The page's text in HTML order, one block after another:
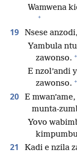
Wamwena
+
19
Nsese
Yambula
zawonso. +
E nzol’andi
zawonso. +
20
E
munta-
Yovo
21
Kadi e nzila